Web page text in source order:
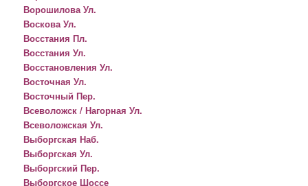
Ворошилова Ул.
Воскова Ул.
Восстания Пл.
Восстания Ул.
Восстановления Ул.
Восточная Ул.
Восточный Пер.
Всеволожск / Нагорная Ул.
Всеволожская Ул.
Выборгская Наб.
Выборгская Ул.
Выборгский Пер.
Выборгское Шоссе